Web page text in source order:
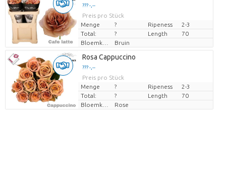
??? -,--
Preis pro Stück
Menge
? Ripeness
2-3
Total:
? Length
70
Bloemkleur
Bruin
Rosa Cappuccino
??? -,--
Preis pro Stück
Menge
? Ripeness
2-3
Total:
? Length
70
Bloemkleur
Rose